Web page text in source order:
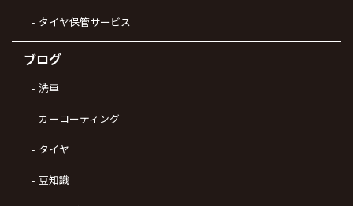
タイヤ保管サービス
ブログ
洗車
カーコーティング
タイヤ
豆知識